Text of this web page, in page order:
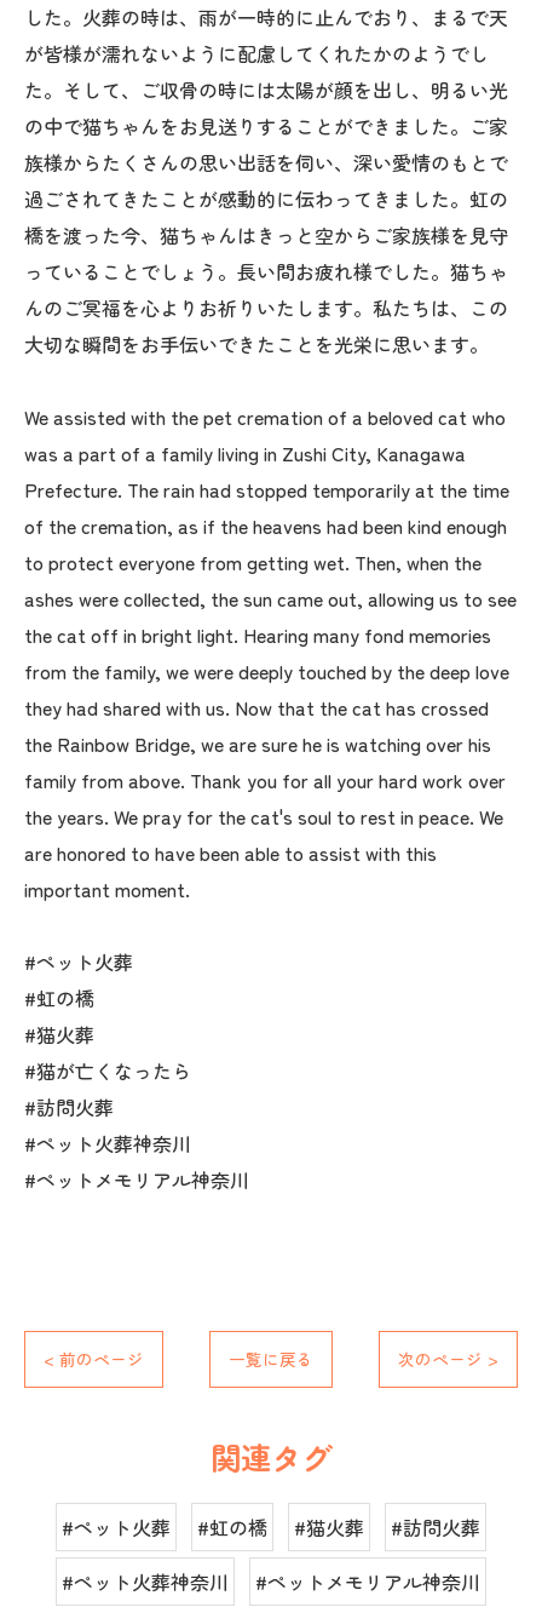
した。火葬の時は、雨が一時的に止んでおり、まるで天
が皆様が濡れないように配慮してくれたかのようでし
た。そして、ご収骨の時には太陽が顔を出し、明るい光
の中で猫ちゃんをお見送りすることができました。ご家
族様からたくさんの思い出話を伺い、深い愛情のもとで
過ごされてきたことが感動的に伝わってきました。虹の
橋を渡った今、猫ちゃんはきっと空からご家族様を見守
っていることでしょう。長い間お疲れ様でした。猫ちゃ
んのご冥福を心よりお祈りいたします。私たちは、この
大切な瞬間をお手伝いできたことを光栄に思います。
We assisted with the pet cremation of a beloved cat who
was a part of a family living in Zushi City, Kanagawa
Prefecture. The rain had stopped temporarily at the time
of the cremation, as if the heavens had been kind enough
to protect everyone from getting wet. Then, when the
ashes were collected, the sun came out, allowing us to see
the cat off in bright light. Hearing many fond memories
from the family, we were deeply touched by the deep love
they had shared with us. Now that the cat has crossed
the Rainbow Bridge, we are sure he is watching over his
family from above. Thank you for all your hard work over
the years. We pray for the cat's soul to rest in peace. We
are honored to have been able to assist with this
important moment.
#ペット火葬
#虹の橋
#猫火葬
#猫が亡くなったら
#訪問火葬
#ペット火葬神奈川
#ペットメモリアル神奈川
< 前のページ 一覧に戻る 次のページ >
関連タグ
#ペット火葬 #虹の橋 #猫火葬
#訪問火葬
#ペット火葬神奈川
#ペットメモリアル神奈川